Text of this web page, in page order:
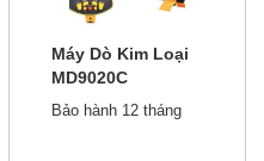
Máy Dò Kim Loại
MD9020C
Bảo hành 12 tháng